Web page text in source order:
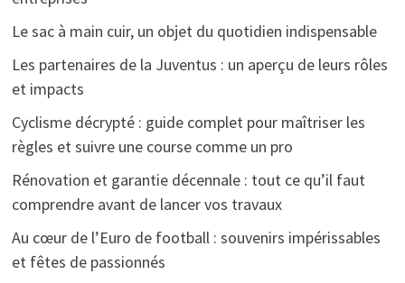
Le sac à main cuir, un objet du quotidien indispensable
Les partenaires de la Juventus : un aperçu de leurs rôles
et impacts
Cyclisme décrypté : guide complet pour maîtriser les
règles et suivre une course comme un pro
Rénovation et garantie décennale : tout ce qu’il faut
comprendre avant de lancer vos travaux
Au cœur de l’Euro de football : souvenirs impérissables
et fêtes de passionnés